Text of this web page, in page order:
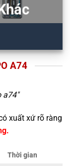
A74
a74"
xuất xứ rõ ràng
Thời gian